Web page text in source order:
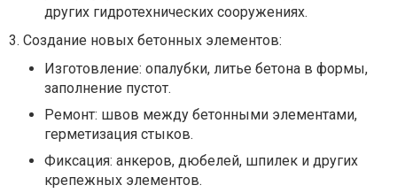
других гидротехнических сооружениях.
3. Создание новых бетонных элементов:
Изготовление: опалубки, литье бетона в формы,
заполнение пустот.
Ремонт: швов между бетонными элементами,
герметизация стыков.
Фиксация: анкеров, дюбелей, шпилек и других
крепежных элементов.